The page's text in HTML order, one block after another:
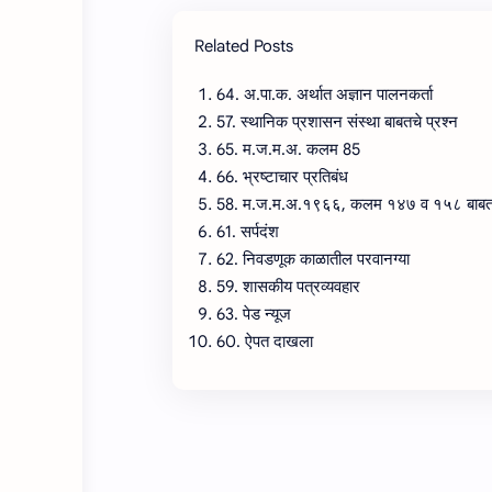
Related Posts
64. अ.पा.क. अर्थात अज्ञान पालनकर्ता
57. स्थानिक प्रशासन संस्था बाबतचे प्रश्न
65. म.ज.म.अ. कलम 85
66. भ्रष्टाचार प्रतिबंध
58. म.ज.म.अ.१९६६, कलम १४७ व १५८
61. सर्पदंश
62. निवडणूक काळातील परवानग्या
59. शासकीय पत्रव्यवहार
63. पेड न्यूज
60. ऐपत दाखला